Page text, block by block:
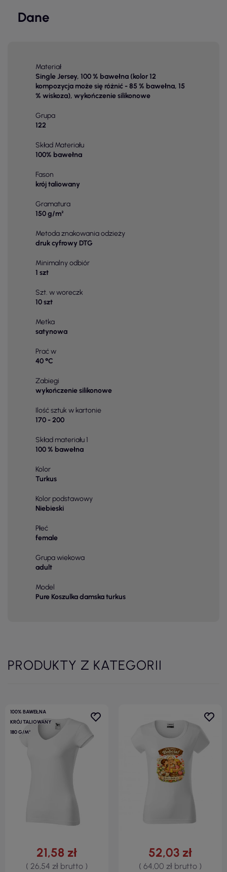
Dane
Materiał
Single Jersey, 100 % bawełna (kolor 12
kompozycja może się różnić - 85 % bawełna, 15
% wiskoza), wykończenie silikonowe
Grupa
122
Skład Materiału
100% bawełna
Fason
krój taliowany
Gramatura
150 g/m²
Metoda znakowania odzieży
druk cyfrowy DTG
Minimalny odbiór
1 szt
Szt. w woreczk
10 szt
Metka
satynowa
Prać w
40 °C
Zabiegi
wykończenie silikonowe
Ilość sztuk w kartonie
170 - 200
Skład materiału 1
100 % bawełna
Kolor
Turkus
Kolor podstawowy
Niebieski
Płeć
female
Grupa wiekowa
adult
Model
Pure Koszulka damska turkus
PRODUKTY Z KATEGORII
100% BAWEŁNA
KRÓJ TALIOWANY
180 G/M²
21,58 zł
( 26,54 zł brutto )
52,03 zł
( 64,00 zł brutto )